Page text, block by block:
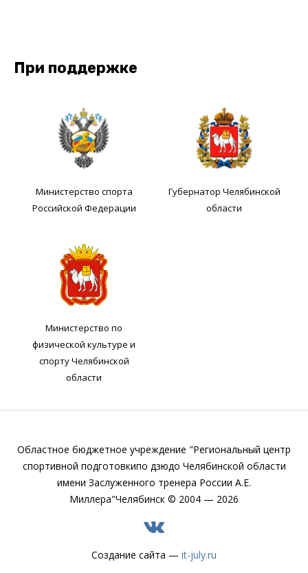
При поддержке
Министерство спорта
Российской Федерации
Губернатор Челябинской
области
Министерство по
физической культуре и
спорту Челябинской
области
Областное бюджетное учреждение "Региональный центр
спортивной подготовкипо дзюдо Челябинской области
имени Заслуженного тренера России А.Е.
Миллера"Челябинск © 2004 — 2026
Создание сайта — it-july.ru